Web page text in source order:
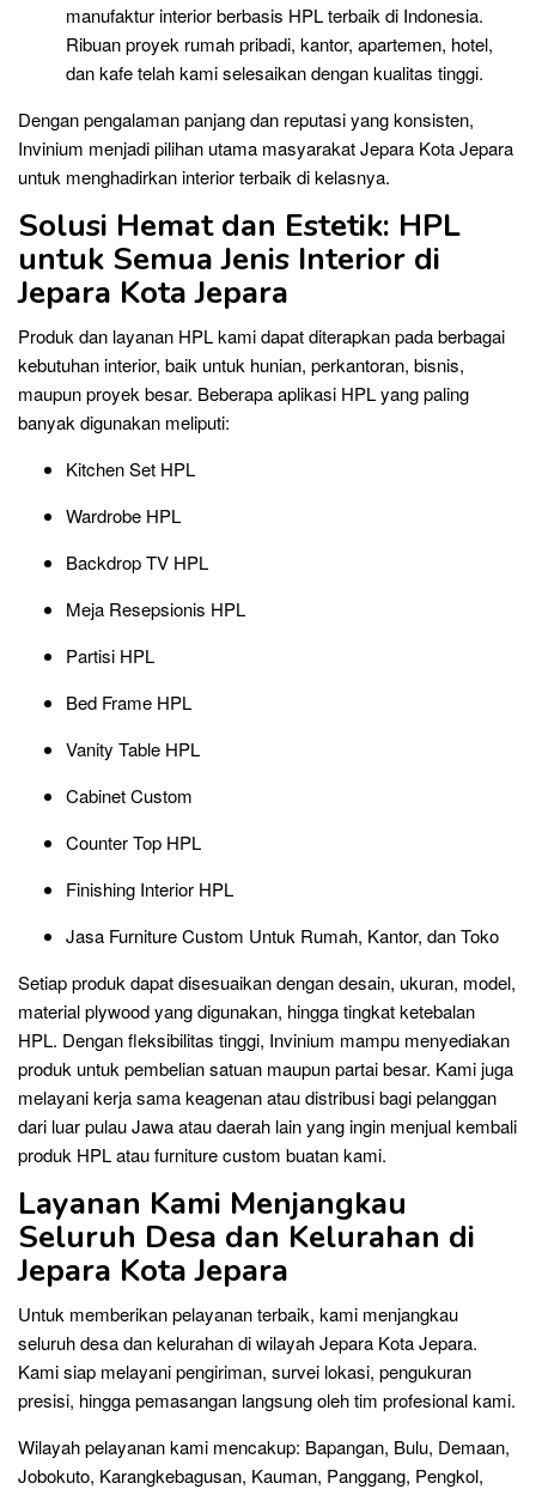
manufaktur interior berbasis HPL terbaik di Indonesia.
Ribuan proyek rumah pribadi, kantor, apartemen, hotel,
dan kafe telah kami selesaikan dengan kualitas tinggi.
Dengan pengalaman panjang dan reputasi yang konsisten,
Invinium menjadi pilihan utama masyarakat Jepara Kota Jepara
untuk menghadirkan interior terbaik di kelasnya.
Solusi Hemat dan Estetik: HPL
untuk Semua Jenis Interior di
Jepara Kota Jepara
Produk dan layanan HPL kami dapat diterapkan pada berbagai
kebutuhan interior, baik untuk hunian, perkantoran, bisnis,
maupun proyek besar. Beberapa aplikasi HPL yang paling
banyak digunakan meliputi:
Kitchen Set HPL
Wardrobe HPL
Backdrop TV HPL
Meja Resepsionis HPL
Partisi HPL
Bed Frame HPL
Vanity Table HPL
Cabinet Custom
Counter Top HPL
Finishing Interior HPL
Jasa Furniture Custom Untuk Rumah, Kantor, dan Toko
Setiap produk dapat disesuaikan dengan desain, ukuran, model,
material plywood yang digunakan, hingga tingkat ketebalan
HPL. Dengan fleksibilitas tinggi, Invinium mampu menyediakan
produk untuk pembelian satuan maupun partai besar. Kami juga
melayani kerja sama keagenan atau distribusi bagi pelanggan
dari luar pulau Jawa atau daerah lain yang ingin menjual kembali
produk HPL atau furniture custom buatan kami.
Layanan Kami Menjangkau
Seluruh Desa dan Kelurahan di
Jepara Kota Jepara
Untuk memberikan pelayanan terbaik, kami menjangkau
seluruh desa dan kelurahan di wilayah Jepara Kota Jepara.
Kami siap melayani pengiriman, survei lokasi, pengukuran
presisi, hingga pemasangan langsung oleh tim profesional kami.
Wilayah pelayanan kami mencakup: Bapangan, Bulu, Demaan,
Jobokuto, Karangkebagusan, Kauman, Panggang, Pengkol,